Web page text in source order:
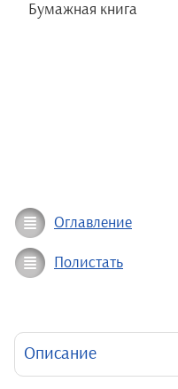
Бумажная книга
Оглавление
Полистать
Описание